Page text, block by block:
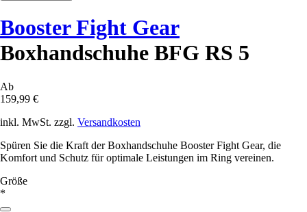
Booster Fight Gear
Boxhandschuhe BFG RS 5
Ab
159,99 €
inkl. MwSt. zzgl. Versandkosten
Spüren Sie die Kraft der Boxhandschuhe Booster Fight Gear, die
Komfort und Schutz für optimale Leistungen im Ring vereinen.
Größe
*